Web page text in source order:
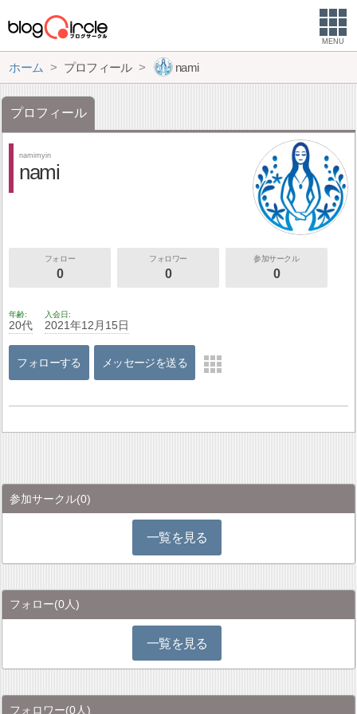
MENU
ホーム プロフィール nami
プロフィール
namimyin
nami
フォロー
0
フォロワー
0
参加サークル
0
年齢
20代
入会日
2021年12月15日
フォローする メッセージを送る
参加サークル(0)
一覧を見る
フォロー(0人)
一覧を見る
フォロワー(0人)